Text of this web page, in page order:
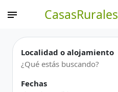
Localidad o alojamiento
Fechas